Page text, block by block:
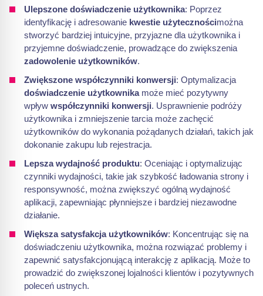
Ulepszone doświadczenie użytkownika: Poprzez
identyfikację i adresowanie kwestie użytecznościmożna
stworzyć bardziej intuicyjne, przyjazne dla użytkownika i
przyjemne doświadczenie, prowadzące do zwiększenia
zadowolenie użytkowników.
Zwiększone współczynniki konwersji: Optymalizacja
doświadczenie użytkownikamoże mieć pozytywny
wpływ współczynniki konwersji. Usprawnienie podróży
użytkownika i zmniejszenie tarcia może zachęcić
użytkowników do wykonania pożądanych działań, takich jak
dokonanie zakupu lub rejestracja.
Lepsza wydajność produktu: Oceniając i optymalizując
czynniki wydajności, takie jak szybkość ładowania strony i
responsywność, można zwiększyć ogólną wydajność
aplikacji, zapewniając płynniejsze i bardziej niezawodne
działanie.
Większa satysfakcja użytkowników: Koncentrując się na
doświadczeniu użytkownika, można rozwiązać problemy i
zapewnić satysfakcjonującą interakcję z aplikacją. Może to
prowadzić do zwiększonej lojalności klientów i pozytywnych
poleceń ustnych.